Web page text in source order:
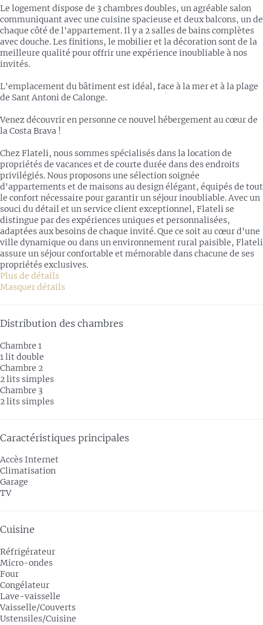
Le logement dispose de 3 chambres doubles, un agréable salon
communiquant avec une cuisine spacieuse et deux balcons, un de
chaque côté de l'appartement. Il y a 2 salles de bains complètes
avec douche. Les finitions, le mobilier et la décoration sont de la
meilleure qualité pour offrir une expérience inoubliable à nos
invités.
L'emplacement du bâtiment est idéal, face à la mer et à la plage
de Sant Antoni de Calonge.
Venez découvrir en personne ce nouvel hébergement au cœur de
la Costa Brava !
Chez Flateli, nous sommes spécialisés dans la location de
propriétés de vacances et de courte durée dans des endroits
privilégiés. Nous proposons une sélection soignée
d'appartements et de maisons au design élégant, équipés de tout
le confort nécessaire pour garantir un séjour inoubliable. Avec un
souci du détail et un service client exceptionnel, Flateli se
distingue par des expériences uniques et personnalisées,
adaptées aux besoins de chaque invité. Que ce soit au cœur d'une
ville dynamique ou dans un environnement rural paisible, Flateli
assure un séjour confortable et mémorable dans chacune de ses
propriétés exclusives.
Plus de détails
Masquer détails
Distribution des chambres
Chambre 1
1 lit double
Chambre 2
2 lits simples
Chambre 3
2 lits simples
Caractéristiques principales
Accès Internet
Climatisation
Garage
TV
Cuisine
Réfrigérateur
Micro-ondes
Four
Congélateur
Lave-vaisselle
Vaisselle/Couverts
Ustensiles/Cuisine